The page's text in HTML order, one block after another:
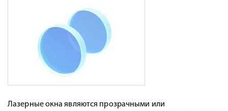
Лазерные окна являются прозрачными или